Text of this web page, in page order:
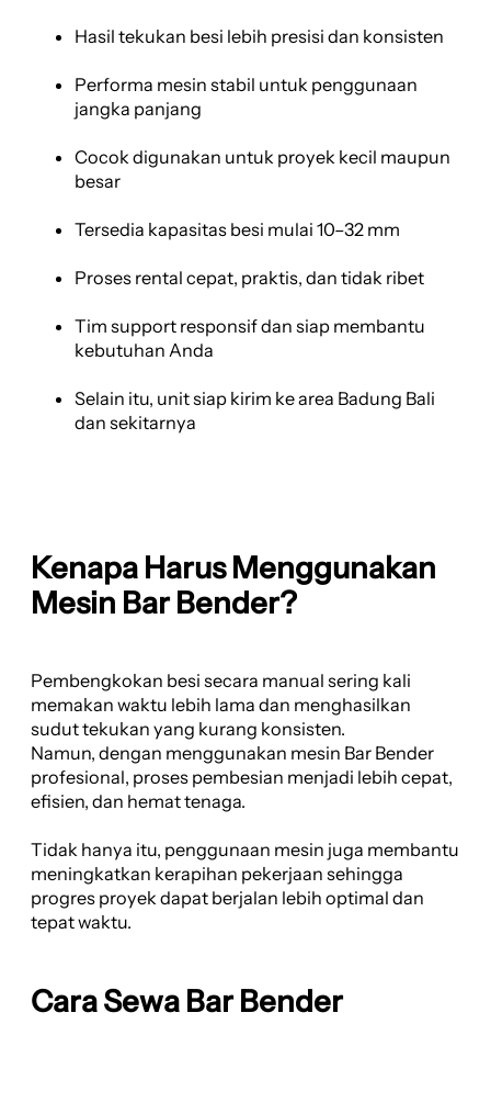
Hasil tekukan besi lebih presisi dan konsisten
Performa mesin stabil untuk penggunaan
jangka panjang
Cocok digunakan untuk proyek kecil maupun
besar
Tersedia kapasitas besi mulai 10–32 mm
Proses rental cepat, praktis, dan tidak ribet
Tim support responsif dan siap membantu
kebutuhan Anda
Selain itu, unit siap kirim ke area Badung Bali
dan sekitarnya
Kenapa Harus Menggunakan
Mesin Bar Bender?
Pembengkokan besi secara manual sering kali
memakan waktu lebih lama dan menghasilkan
sudut tekukan yang kurang konsisten.
Namun, dengan menggunakan mesin Bar Bender
profesional, proses pembesian menjadi lebih cepat,
efisien, dan hemat tenaga.
Tidak hanya itu, penggunaan mesin juga membantu
meningkatkan kerapihan pekerjaan sehingga
progres proyek dapat berjalan lebih optimal dan
tepat waktu.
Cara Sewa Bar Bender